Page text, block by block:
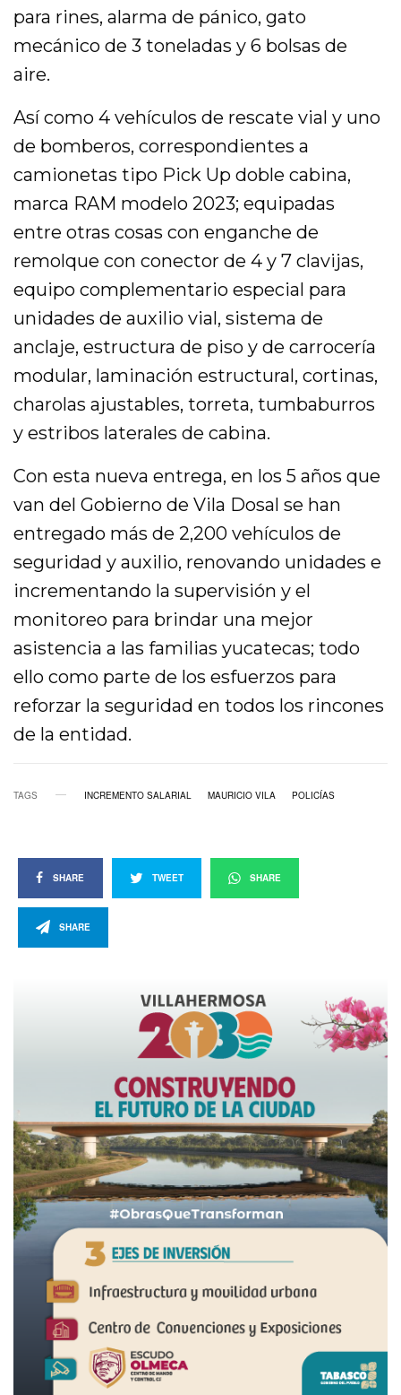
para rines, alarma de pánico, gato
mecánico de 3 toneladas y 6 bolsas de
aire.
Así como 4 vehículos de rescate vial y uno
de bomberos, correspondientes a
camionetas tipo Pick Up doble cabina,
marca RAM modelo 2023; equipadas
entre otras cosas con enganche de
remolque con conector de 4 y 7 clavijas,
equipo complementario especial para
unidades de auxilio vial, sistema de
anclaje, estructura de piso y de carrocería
modular, laminación estructural, cortinas,
charolas ajustables, torreta, tumbaburros
y estribos laterales de cabina.
Con esta nueva entrega, en los 5 años que
van del Gobierno de Vila Dosal se han
entregado más de 2,200 vehículos de
seguridad y auxilio, renovando unidades e
incrementando la supervisión y el
monitoreo para brindar una mejor
asistencia a las familias yucatecas; todo
ello como parte de los esfuerzos para
reforzar la seguridad en todos los rincones
de la entidad.
TAGS INCREMENTO SALARIAL MAURICIO VILA POLICÍAS
SHARE TWEET SHARE
SHARE